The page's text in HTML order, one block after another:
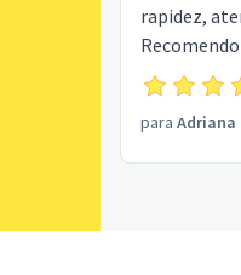
rapidez,
para Adriana